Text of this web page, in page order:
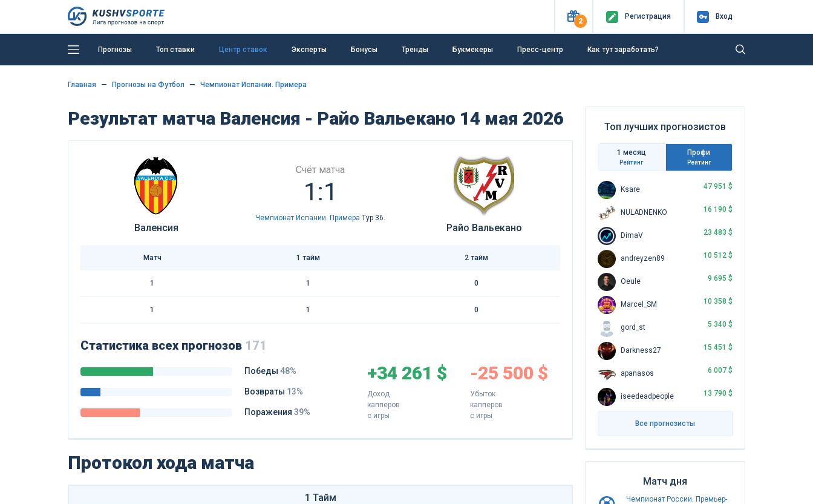
2
Регистрация Вход
Прогнозы Топ ставки Центр ставок Эксперты Бонусы Тренды Букмекеры Пресс-центр Как тут заработать?
Главная Прогнозы на Футбол Чемпионат Испании. Примера
Результат матча Валенсия - Райо Вальекано 14 мая 2026
Валенсия
Счёт матча
1:1
Чемпионат Испании. Примера Тур 36.
Райо Вальекано
Матч 1 тайм 2 тайм
1 1 0
1 1 0
Статистика всех прогнозов 171
Победы 48%
Возвраты 13%
Поражения 39%
+34 261 $
Доход
капперов
с игры
-25 500 $
Убыток
капперов
с игры
Протокол хода матча
1 Тайм
Топ лучших прогнозистов
1 месяц
Рейтинг
Профи
Рейтинг
Ksare 47 951 $
NULADNENKO 16 190 $
DimaV 23 483 $
andreyzen89 10 512 $
Oeule 9 695 $
Marcel_SM 10 358 $
gord_st 5 340 $
Darkness27 15 451 $
apanasos 6 007 $
iseedeadpeople 13 790 $
Все прогнозисты
Матч дня
Чемпионат России. Премьер-